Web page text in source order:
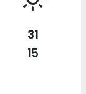
31
15